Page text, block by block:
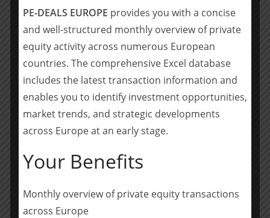
und Robin Bachmayer, die als weitere
Generalbevollmächtigte die Restrukturierung an allen
drei Standorten begleiten.
Team RSM Ebner Stolz: Jan Hendrik Groß (Partner,
Generalbevollmächtigter), Lutz Maschlanka, LL.M.
(Generalbevollmächtigter), Robin Bachmayer
(Generalbevollmächtigter), Carolin Göb-Jungclaus, Dr. André
Obmann, Kai Niklas Elfering, Gina Kleene, Daniel Becker
Fabian Sauter, Deniz Aydin (alle Restrukturierung, RSM
Teilen mit:
PE-DEALS EUROPE provides you with a concise
and well-structured monthly overview of private
equity activity across numerous European
countries. The comprehensive Excel database
includes the latest transaction information and
enables you to identify investment opportunities,
market trends, and strategic developments
across Europe at an early stage.
Your Benefits
Monthly overview of private equity transactions
across Europe